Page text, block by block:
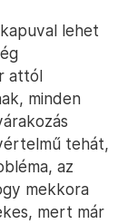
lehet
attól
minden
tehát,
az
mekkora
mert már